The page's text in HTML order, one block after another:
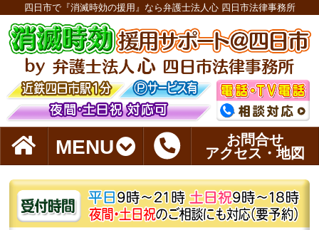
四日市で『消滅時効の援用』なら弁護士法人心 四日市法律事務所
MENU
お問合せ
アクセス・地図